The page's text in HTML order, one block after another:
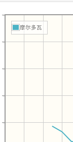
摩尔多瓦